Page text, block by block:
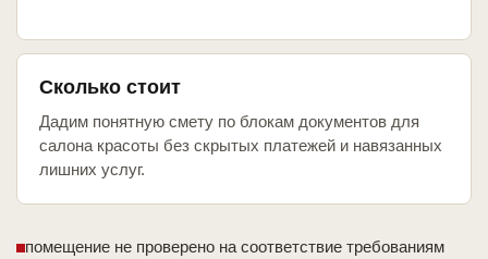
Сколько стоит
Дадим понятную смету по блокам документов для
салона красоты без скрытых платежей и навязанных
лишних услуг.
помещение не проверено на соответствие требованиям